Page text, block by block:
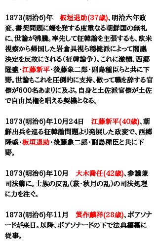
1873(明治6)年 板垣退助(37歳)、明治六年政
変、書契問題に端を発する度重なる朝鮮国の無礼
に、世論が沸騰。率先して征韓論を主張するも、欧米
視察から帰国した岩倉具視ら穏健派によって閣議
決定を反故にされる（征韓論争）。これに激憤、西郷
隆盛・江藤新平・後藤象二郎・副島種臣らと共に下
野。世論もこれを圧倒的に支持、倣って職を辞する官
僚が600名あまりに及ぶ。自身と土佐派官僚が土佐
で自由民権を唱える契機となる。
1873(明治6)年10月24日 江藤新平(40歳)、朝
鮮出兵を巡る征韓論問題より発展した政変で、西郷
隆盛・板垣退助・後藤象二郎・副島種臣と共に下
野。
1873(明治6)年10月 大木喬任(42歳)、参議兼
司法卿に。士族の反乱（萩・秋月の乱）の司法処理
に力を注ぐ。
1873(明治6)年11月 箕作麟祥(28歳)、ボアソナ
ードが来日。以降、 ボアソナードの下で法典編纂に
従事。